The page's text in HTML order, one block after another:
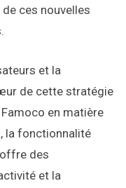
ces nouvelles
et la
de cette stratégie
en matière
la fonctionnalité
des
et la